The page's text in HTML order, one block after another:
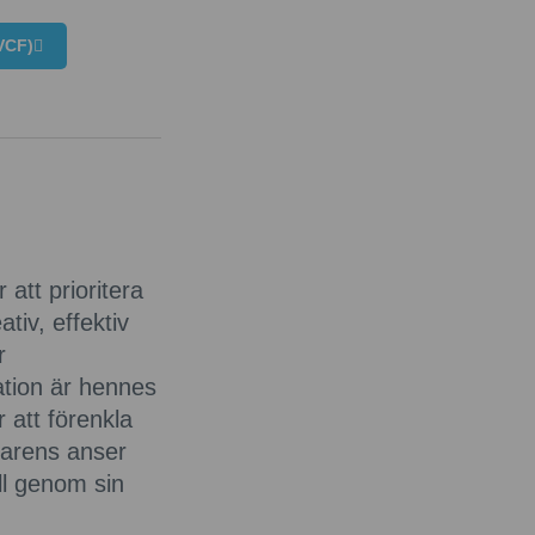
att prioritera
effektiv
är hennes
att förenkla
anser
genom sin